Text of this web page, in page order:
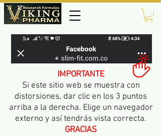
IMPORTANTE
Si este sitio web se muestra con
distorsiones, dar clic en los 3 puntos
arriba a la derecha. Elige un navegador
externo y así tendrás vista correcta.
GRACIAS